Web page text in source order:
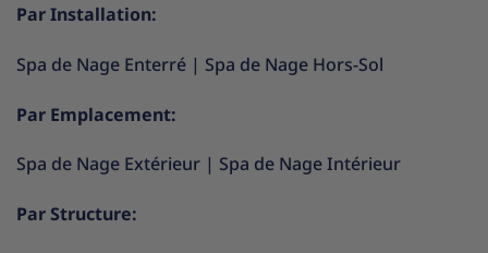
Par Installation:
Spa de Nage Enterré | Spa de Nage Hors-Sol
Par Emplacement:
Spa de Nage Extérieur | Spa de Nage Intérieur
Par Structure: